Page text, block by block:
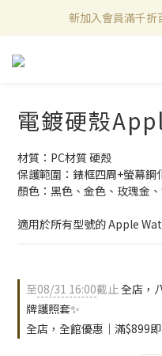
新加入會員滿千折
新加入會員滿千折
官方LINE好友募
電鍍硬殼
材質：PC材質 硬殼
保護範圍：錶框四周+螢幕鋼
顏色：黑色、金色、玫瑰金
適用於所有型號的 Apple
至08/31 16:00截止全店，
牌護照套✨
全店，全館優惠｜滿$899